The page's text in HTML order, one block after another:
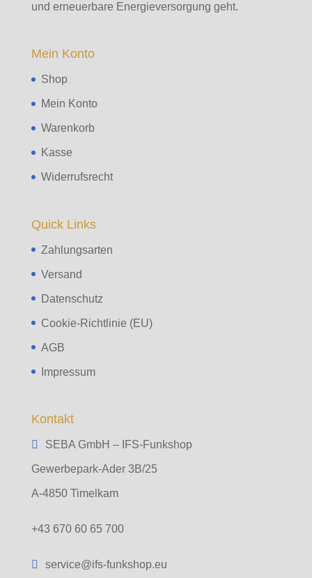
und erneuerbare Energieversorgung geht.
Mein Konto
Shop
Mein Konto
Warenkorb
Kasse
Widerrufsrecht
Quick Links
Zahlungsarten
Versand
Datenschutz
Cookie-Richtlinie (EU)
AGB
Impressum
Kontakt
SEBA GmbH – IFS-Funkshop
Gewerbepark-Ader 3B/25
A-4850 Timelkam
+43 670 60 65 700
service@ifs-funkshop.eu